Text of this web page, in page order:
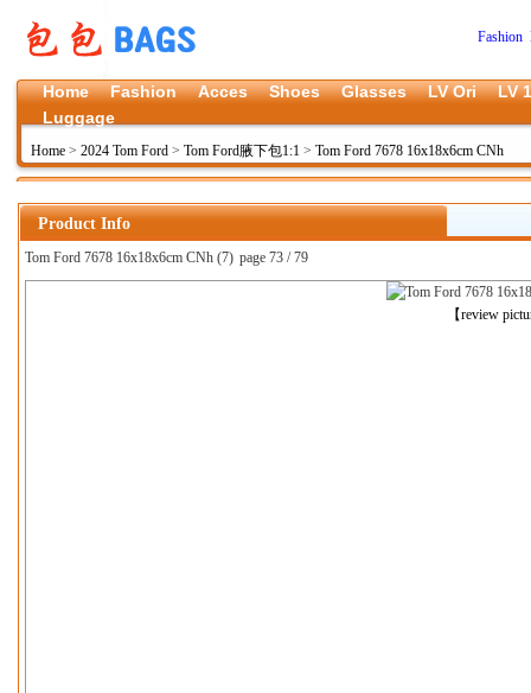
Fashion
Home Fashion Acces Shoes Glasses LV Ori
LV
Luggage
Home > 2024 Tom Ford > Tom Ford腋下包1:1 > Tom Ford 7678 16x18x6cm CNh
Product Info
Tom Ford 7678 16x18x6cm CNh (7) page 73 / 79
【review
上一张